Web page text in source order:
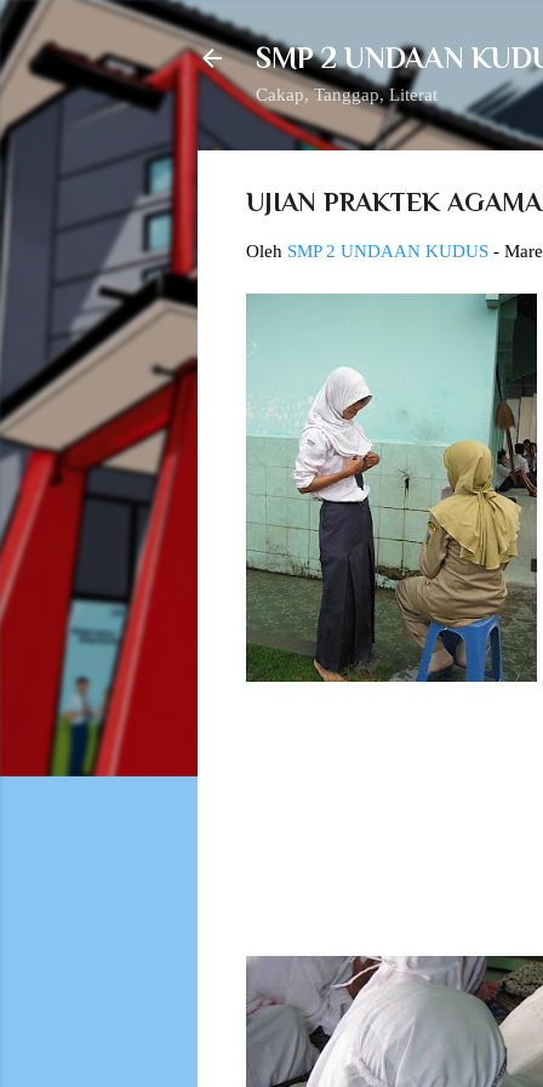
SMP 2 UNDAAN
Cakap, Tanggap, Literat
UJIAN PRAKTEK
Oleh SMP 2 UNDAAN KUDUS -